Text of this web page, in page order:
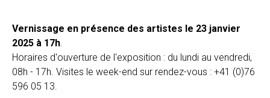
Vernissage en présence des artistes le 23 janvier
2025 à 17h.
Horaires d'ouverture de l'exposition : du lundi au vendredi,
08h - 17h. Visites le week-end sur rendez-vous : +41 (0)76
596 05 13.